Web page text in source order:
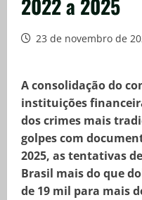
2022 a 2025
23 de novembro de
A consolidação do
instituições
dos crimes mais
golpes com
2025, as tentativas
Brasil mais do que
de 19 mil para mais